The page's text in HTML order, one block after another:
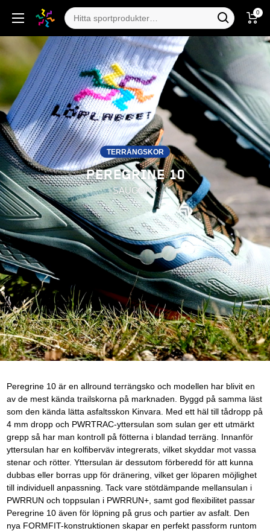
0
TERRÄNGSKOR
PEREGRINE 10
SAUCONY
Peregrine 10 är en allround terrängsko och modellen har blivit en
av de mest kända trailskorna på marknaden. Byggd på samma läst
som den kända lätta asfaltsskon Kinvara. Med ett häl till tådropp på
4 mm dropp och PWRTRAC-yttersulan som sulan ger ett utmärkt
grepp så har man kontroll på fötterna i blandad terräng. Innanför
yttersulan har en kolfiberväv integrerats, vilket skyddar mot vassa
stenar och rötter. Yttersulan är dessutom förberedd för att kunna
dubbas eller borras upp för dränering, vilket ger löparen möjlighet
till individuell anpassning. Tack vare stötdämpande mellansulan i
PWRRUN och toppsulan i PWRRUN+, samt god flexibilitet passar
Peregrine 10 även för löpning på grus och partier av asfalt. Den
nya FORMFIT-konstruktionen skapar en perfekt passform runtom